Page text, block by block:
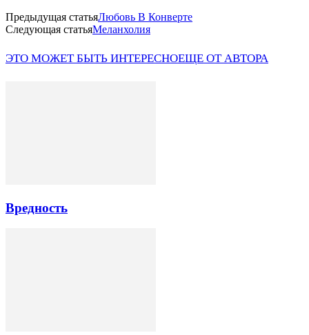
Предыдущая статьяЛюбовь В Конверте
Следующая статьяМеланхолия
ЭТО МОЖЕТ БЫТЬ ИНТЕРЕСНОЕЩЕ ОТ АВТОРА
Вредность